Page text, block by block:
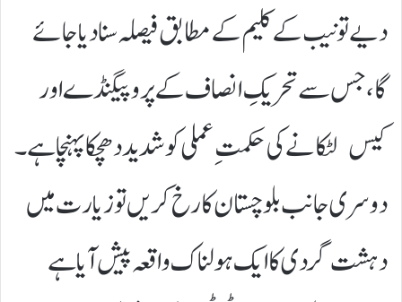
دیے تو نیب کے کلیم کے مطابق فیصلہ سنا دیا جائے
گا، جس سے تحریکِ انصاف کے پروپیگنڈے اور
کیس لٹکانے کی حکمتِ عملی کو شدید دھچکا پہنچا ہے۔
دوسری جانب بلوچستان کا رخ کریں تو زیارت میں
دہشت گردی کا ایک ہولناک واقعہ پیش آیا ہے